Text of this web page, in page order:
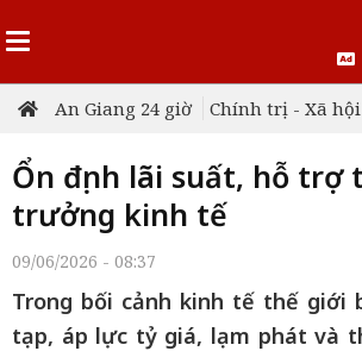
An Giang 24 giờ Chính trị - Xã hội
Ổn định lãi suất, hỗ trợ
trưởng kinh tế
09/06/2026 - 08:37
Trong bối cảnh kinh tế thế giới
tạp, áp lực tỷ giá, lạm phát và